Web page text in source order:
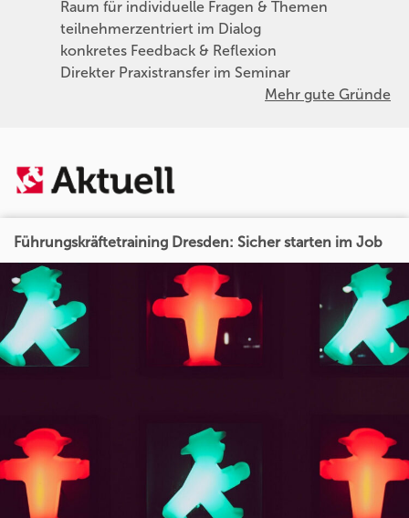
Raum für individuelle Fragen & Themen
teilnehmerzentriert im Dialog
konkretes Feedback & Reflexion
Direkter Praxistransfer im Seminar
Mehr gute Gründe
Führungskräftetraining Dresden: Sicher starten im Job